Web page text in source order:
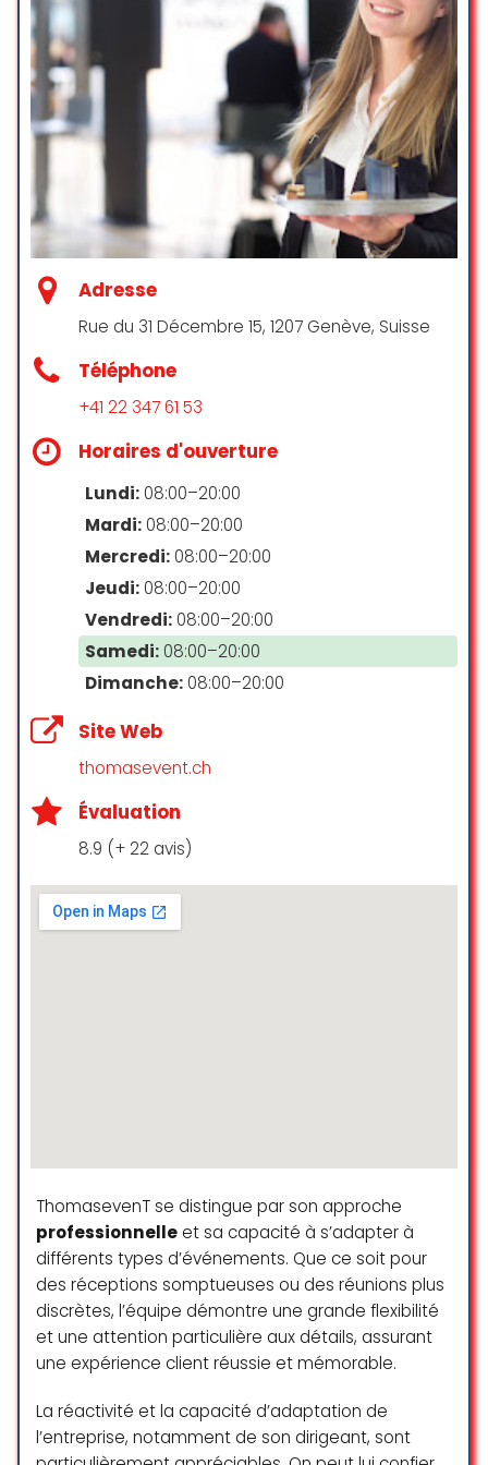
☆ 5/5
et efficace, que je recommande
les yeux fermés !
Killyam
☆ 5/5
J’ai eu la chance de participer à
l’un des événements de Btween
Us, une expérience exceptionnelle.
lieu atypique, une serre à agrumes,
de manière très chaleureuse.
ludique.
En tant qu’amoureux de la
déguster un menu préparé par un
chef privé et des cocktails
élaborés par un mixologue
professionnel, un vrai régal.
événements de Btween Us.
Nicolas Terlinchamp
☆ 5/5
passé une journée extraordinaire!
Koh Lanta pour notre teambuilding
et étaient aux petits soins pour
J’ai fait appel à l’agence
événementielle Btween Us pour
l’anniversaire surprise de mon mari,
et je suis pleinement satisfaite.
Tout était parfaitement coordonné
savoureux suivi d’un gâteau
d’anniversaire personnalisé et
Adresse
Rue du 31 Décembre 15, 1207 Genève, Suisse
Téléphone
+41 22 347 61 53
Horaires d'ouverture
Lundi: 08:00–20:00
Mardi: 08:00–20:00
Mercredi: 08:00–20:00
Jeudi: 08:00–20:00
Vendredi: 08:00–20:00
Samedi: 08:00–20:00
Dimanche: 08:00–20:00
Site Web
thomasevent.ch
Évaluation
8.9 (+ 22 avis)
ThomasevenT se distingue par son approche
professionnelle et sa capacité à s’adapter à
différents types d’événements. Que ce soit pour
des réceptions somptueuses ou des réunions plus
discrètes, l’équipe démontre une grande flexibilité
et une attention particulière aux détails, assurant
une expérience client réussie et mémorable.
La réactivité et la capacité d’adaptation de
l’entreprise, notamment de son dirigeant, sont